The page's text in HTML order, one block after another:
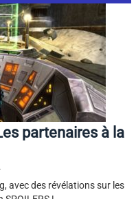
partenaires à la
avec des révélations sur les